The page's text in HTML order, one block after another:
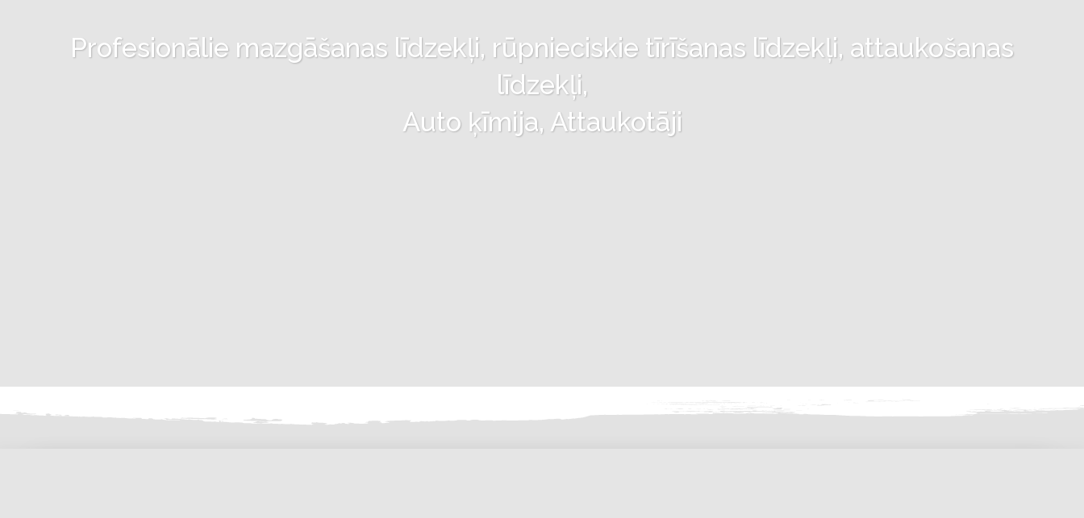
Profesionālie mazgāšanas līdzekļi, rūpnieciskie tīrīšanas līdzekļi, attaukošanas
līdzekļi,
Auto ķīmija, Attaukotāji